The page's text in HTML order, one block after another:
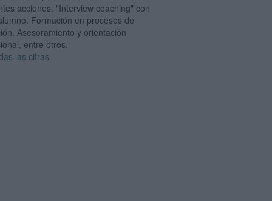
acciones: "Interview coaching" con
Formación en procesos de
Asesoramiento y orientación
entre otros.
las cifras